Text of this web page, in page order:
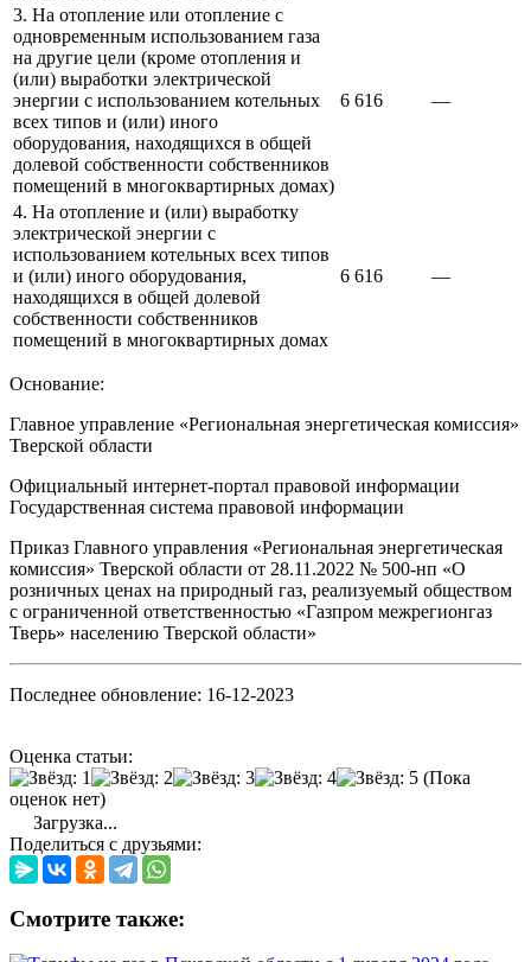
3. На отопление или отопление с
одновременным использованием газа
на другие цели (кроме отопления и
(или) выработки электрической
энергии с использованием котельных
всех типов и (или) иного
оборудования, находящихся в общей
долевой собственности собственников
помещений в многоквартирных домах)
6 616 —
4. На отопление и (или) выработку
электрической энергии с
использованием котельных всех типов
и (или) иного оборудования,
находящихся в общей долевой
собственности собственников
помещений в многоквартирных домах
6 616 —
Основание:
Главное управление «Региональная энергетическая комиссия»
Тверской области
Официальный интернет-портал правовой информации
Государственная система правовой информации
Приказ Главного управления «Региональная энергетическая
комиссия» Тверской области от 28.11.2022 № 500-нп «О
розничных ценах на природный газ, реализуемый обществом
с ограниченной ответственностью «Газпром межрегионгаз
Тверь» населению Тверской области»
Последнее обновление: 16-12-2023
Оценка статьи:
(Пока
оценок нет)
Загрузка...
Поделиться с друзьями:
Смотрите также: